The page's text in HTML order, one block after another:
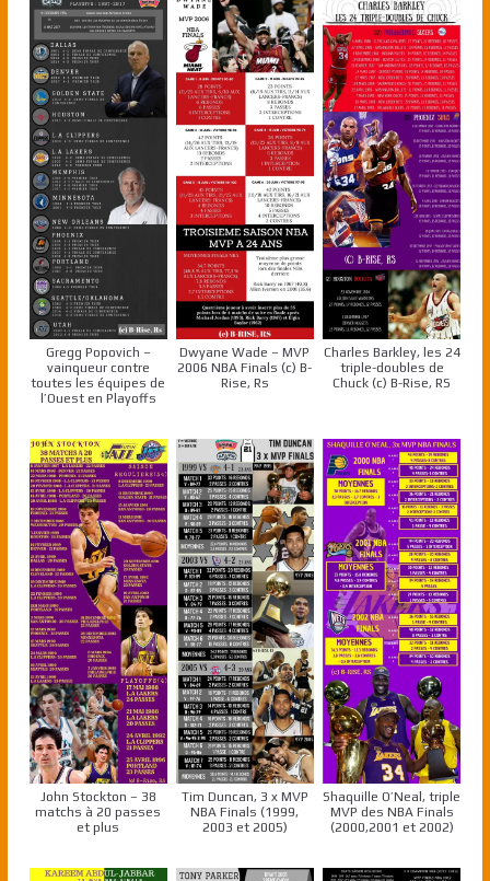
Gregg Popovich –
vainqueur contre
toutes les équipes de
l’Ouest en Playoffs
Dwyane Wade – MVP
2006 NBA Finals (c) B-
Rise, Rs
Charles Barkley, les 24
triple-doubles de
Chuck (c) B-Rise, RS
John Stockton – 38
matchs à 20 passes
et plus
Tim Duncan, 3 x MVP
NBA Finals (1999,
2003 et 2005)
Shaquille O’Neal, triple
MVP des NBA Finals
(2000,2001 et 2002)